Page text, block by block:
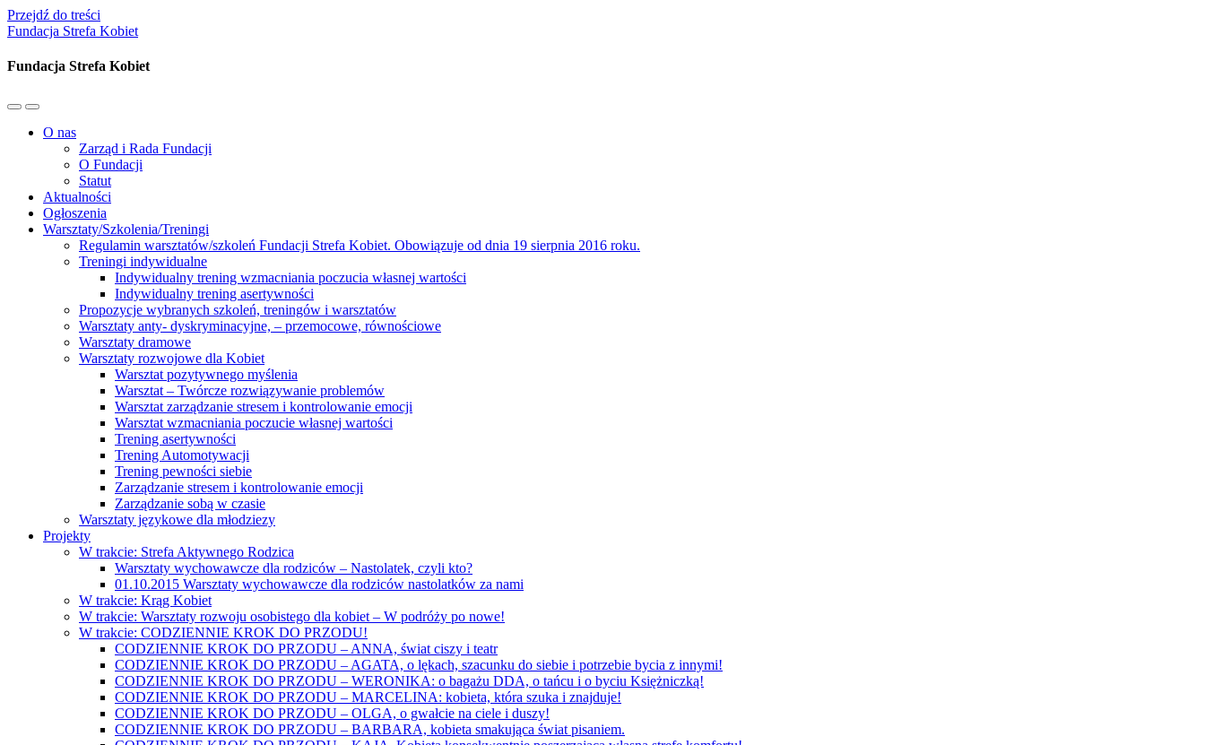
Przejdź do treści
Fundacja Strefa Kobiet
Fundacja Strefa Kobiet
Przełącz
mobilne
Przełącz
pole
wyszukiwania
O nas
Zarząd i Rada Fundacji
O Fundacji
Statut
Aktualności
Ogłoszenia
Warsztaty/Szkolenia/Treningi
Regulamin warsztatów/szkoleń Fundacji Strefa Kobiet. Obowiązuje od dnia 19 sierpnia 2016 roku.
Treningi indywidualne
Indywidualny trening wzmacniania poczucia własnej wartości
Indywidualny trening asertywności
Propozycje wybranych szkoleń, treningów i warsztatów
Warsztaty anty- dyskryminacyjne, – przemocowe, równościowe
Warsztaty dramowe
Warsztaty rozwojowe dla Kobiet
Warsztat pozytywnego myślenia
Warsztat – Twórcze rozwiązywanie problemów
Warsztat zarządzanie stresem i kontrolowanie emocji
Warsztat wzmacniania poczucie własnej wartości
Trening asertywności
Trening Automotywacji
Trening pewności siebie
Zarządzanie stresem i kontrolowanie emocji
Zarządzanie sobą w czasie
Warsztaty językowe dla młodziezy
Projekty
W trakcie: Strefa Aktywnego Rodzica
Warsztaty wychowawcze dla rodziców – Nastolatek, czyli kto?
01.10.2015 Warsztaty wychowawcze dla rodziców nastolatków za nami
W trakcie: Krąg Kobiet
W trakcie: Warsztaty rozwoju osobistego dla kobiet – W podróży po nowe!
W trakcie: CODZIENNIE KROK DO PRZODU!
CODZIENNIE KROK DO PRZODU – ANNA, świat ciszy i teatr
CODZIENNIE KROK DO PRZODU – AGATA, o lękach, szacunku do siebie i potrzebie bycia z innymi!
CODZIENNIE KROK DO PRZODU – WERONIKA: o bagażu DDA, o tańcu i o byciu Księżniczką!
CODZIENNIE KROK DO PRZODU – MARCELINA: kobieta, która szuka i znajduje!
CODZIENNIE KROK DO PRZODU – OLGA, o gwałcie na ciele i duszy!
CODZIENNIE KROK DO PRZODU – BARBARA, kobieta smakująca świat pisaniem.